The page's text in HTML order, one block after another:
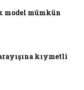
haline
eski otel
Aileler otele
model mümkün
kıymetli